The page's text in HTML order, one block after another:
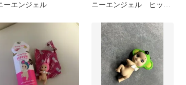
ーエンジェル
ニーエンジェル ヒッパ